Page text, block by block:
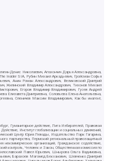
Денис Николаевич, Апахончич Дарья Александровна,
Insider SIA, Рубин Михаил Аркадьевич, Гройсман Софья
Анин Роман Александрович, Великовский Дмитрий
Жилинский Владимир Александрович, Тихонов Михаил
Егоров Владимир Владимирович, Гусев Андрей
Елизавета Дмитриевна, Соловьева Елена Анатольевна,
Оленичев Максим Владимирович, Как бы инагент,
Гуманитарное действие, Лига Избирателей, Правовая
Институт глобализации и социальных движений,
Центр Юрия Левады, Издательство Парк Гагарина,
партнерства, Пермский региональный правозащитный
организаций, Гражданское содействие,
контроль, Человек и Закон, Общественная комиссия по
Павел Юрьевич, Шнырова Ольга Вадимовна,
Барахоев Магомед Бекханович, Шевченко Дмитрий